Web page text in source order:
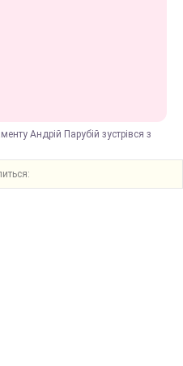
Андрій Парубій зустрівся з